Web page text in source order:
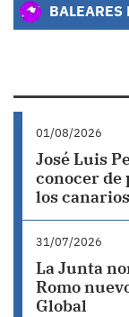
BALEARES
01/08/2026
José Luis
conocer de
los
31/07/2026
La Junta
Romo
Global